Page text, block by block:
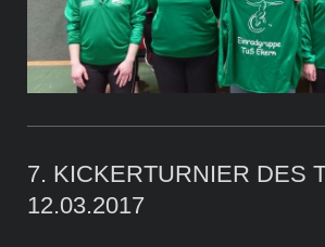
7. KICKERTURNIER DES
12.03.2017